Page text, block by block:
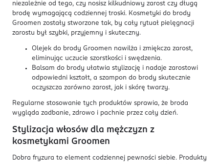
niezależnie od tego, czy nosisz kilkudniowy zarost czy długą
brodę wymagającą codziennej troski. Kosmetyki do brody
Groomen zostały stworzone tak, by cały rytuał pielęgnacji
zarostu był szybki, przyjemny i skuteczny.
Olejek do brody Groomen nawilża i zmiękcza zarost,
eliminując uczucie szorstkości i swędzenia.
Balsam do brody ułatwia stylizację i nadaje zarostowi
odpowiedni kształt, a szampon do brody skutecznie
oczyszcza zarówno zarost, jak i skórę twarzy.
Regularne stosowanie tych produktów sprawia, że broda
wygląda zadbanie, zdrowo i pachnie przez cały dzień.
Stylizacja włosów dla mężczyzn z
kosmetykami Groomen
Dobra fryzura to element codziennej pewności siebie. Produkty